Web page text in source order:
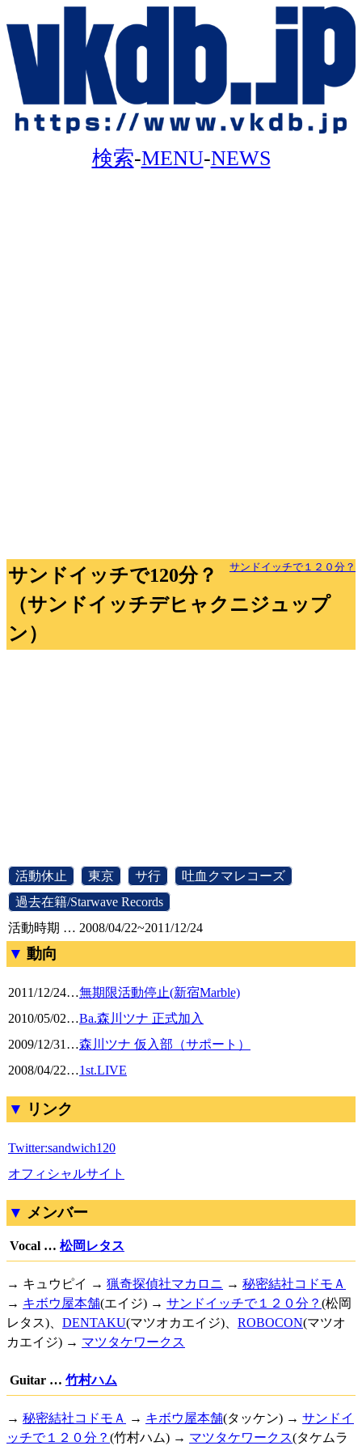
検索-MENU-NEWS
サンドイッチで１２０分？
サンドイッチで120分？
（サンドイッチデヒャクニジュップ
ン）
活動休止 東京 サ行 吐血クマレコーズ
過去在籍/Starwave Records
活動時期 … 2008/04/22~2011/12/24
動向
2011/12/24…無期限活動停止(新宿Marble)
2010/05/02…Ba.森川ツナ 正式加入
2009/12/31 …森川ツナ 仮入部（サポート）
2008/04/22…1st.LIVE
リンク
Twitter:sandwich120
オフィシャルサイト
メンバー
Vocal … 松岡レタス
→ キュウピイ → 猟奇探偵社マカロニ → 秘密結社コドモＡ
→ キボウ屋本舗(エイジ) → サンドイッチで１２０分？ (松岡
レタス)、 DENTAKU(マツオカエイジ)、 ROBOCON(マツオ
カエイジ) → マツタケワークス
Guitar … 竹村ハム
→ 秘密結社コドモＡ → キボウ屋本舗(タッケン) → サンドイ
ッチで１２０分？ (竹村ハム) → マツタケワークス(タケムラ